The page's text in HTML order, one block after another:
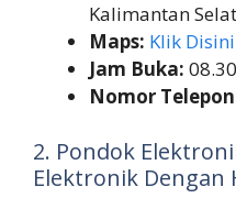
Kalimantan
Maps: Klik Disini
Jam Buka:
Nomor
2. Pondok
Elektronik Dengan